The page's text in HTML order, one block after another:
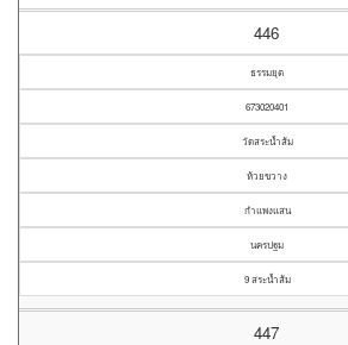
446
ธรรมยุต
673020401
วัดสระน้ำส้ม
ห้วยขวาง
กำแพงแสน
นครปฐม
9 สระน้ำส้ม
447